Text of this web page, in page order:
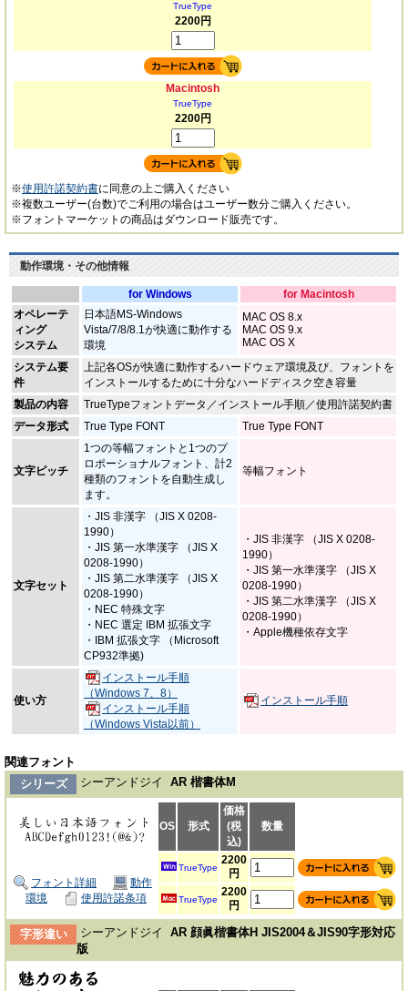
TrueType
2200円
Macintosh
TrueType
2200円
※使用許諾契約書に同意の上ご購入ください
※複数ユーザー(台数)でご利用の場合はユーザー数分ご購入ください。
※フォントマーケットの商品はダウンロード販売です。
動作環境・その他情報
for Windows
for Macintosh
オペレーテ
ィング
システム
日本語MS-Windows
Vista/7/8/8.1が快適に動作する
環境
MAC OS 8.x
MAC OS 9.x
MAC OS X
システム要
件
上記各OSが快適に動作するハードウェア環境及び、フォントを
インストールするために十分なハードディスク空き容量
製品の内容
TrueTypeフォントデータ／インストール手順／使用許諾契約書
データ形式
True Type FONT True Type FONT
文字ピッチ
1つの等幅フォントと1つのプ
ロポーショナルフォント、計2
種類のフォントを自動生成し
ます。
等幅フォント
文字セット
・JIS 非漢字 （JIS X 0208-
1990）
・JIS 第一水準漢字 （JIS X
0208-1990）
・JIS 第二水準漢字 （JIS X
0208-1990）
・NEC 特殊文字
・NEC 選定 IBM 拡張文字
・IBM 拡張文字 （Microsoft
CP932準拠)
・JIS 非漢字 （JIS X 0208-
1990）
・JIS 第一水準漢字 （JIS X
0208-1990）
・JIS 第二水準漢字 （JIS X
0208-1990）
・Apple機種依存文字
使い方
インストール手順
（Windows 7、8）
インストール手順
（Windows Vista以前）
インストール手順
関連フォント
シリーズ
シーアンドジイ AR 楷書体M
OS 形式
価格
(税
込)
数量
TrueType
2200
円
TrueType
2200
円
フォント詳細
動作
環境
使用許諾条項
字形違い シーアンドジイ AR 顔眞楷書体H JIS2004＆JIS90字形対応
版